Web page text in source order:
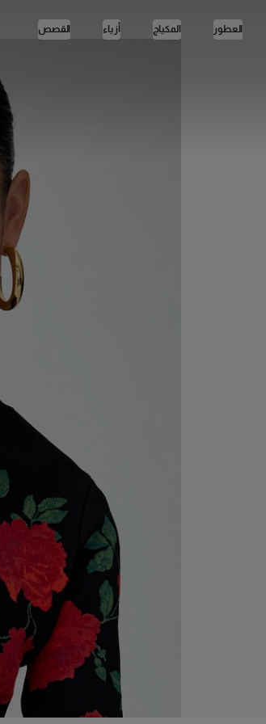
العطور المكياج أزياء القصص